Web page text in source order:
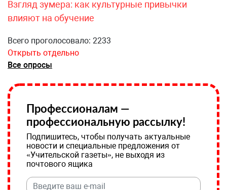
Взгляд зумера: как культурные привычки
влияют на обучение
Всего проголосовало: 2233
Открыть отдельно
Все опросы
Профессионалам —
профессиональную рассылку!
Подпишитесь, чтобы получать актуальные
новости и специальные предложения от
«Учительской газеты», не выходя из
почтового ящика